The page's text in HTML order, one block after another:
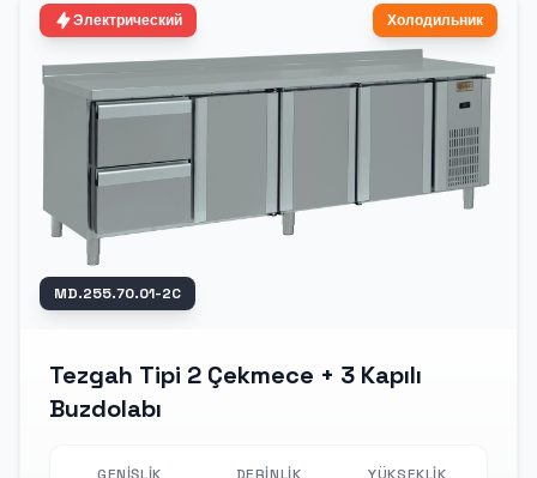
MD.255.70.01-2C
Электрический Холодильник
Tezgah Tipi 2 Çekmece + 3 Kapılı
Buzdolabı